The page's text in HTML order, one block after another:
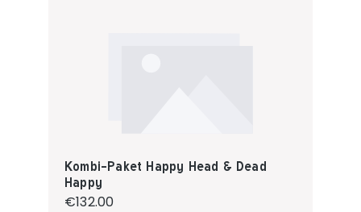
Kombi-Paket Happy Head & Dead
Happy
Regular price:
€132.00